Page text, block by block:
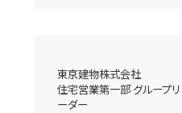
東京建物株式会社
住宅営業第一部 グループリ
ーダー